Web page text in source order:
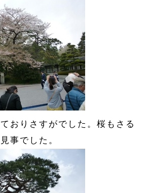
おりさすがでした。桜もさる
事でした。